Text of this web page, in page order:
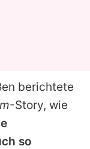
berichtete
-Story, wie
so